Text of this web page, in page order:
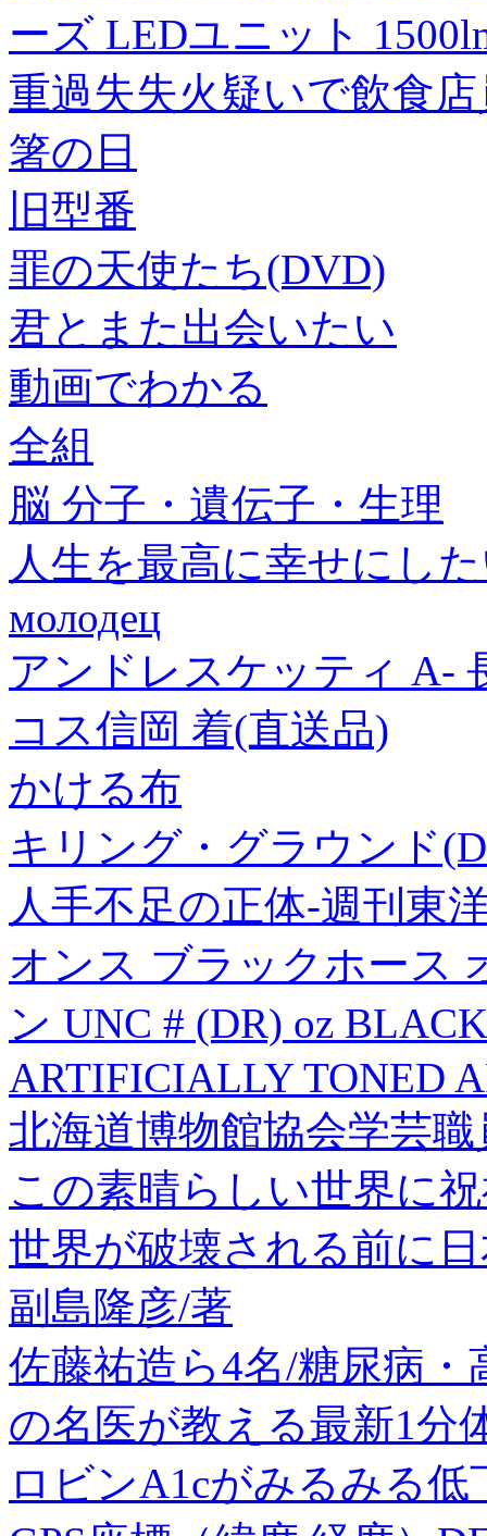
ーズ LEDユニット
重過失失火疑いで飲食
箸の日
旧型番
罪の天使たち(DVD)
君とまた出会いたい
動画でわかる
全組
脳 分子・遺伝子・生理
人生を最高に幸せにし
молодец
アンドレスケッティ A-
コス信岡 着(直送品)
かける布
キリング・グラウンド
人手不足の正体-週刊東
オンス ブラックホース
ン UNC # (DR) oz
ARTIFICIALLY TONED
北海道博物館協会学芸職
この素晴らしい世界に
世界が破壊される前に
副島隆彦/著
佐藤祐造ら4名/糖尿病
の名医が教える最新1分
ロビンA1cがみるみる低